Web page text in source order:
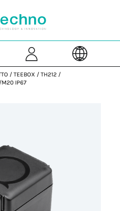
/ TEEBOX / TH212 /
IP67